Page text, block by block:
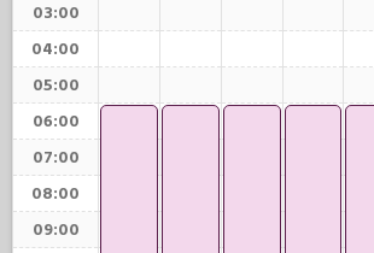
03:00
04:00
05:00
06:00
07:00
08:00
09:00